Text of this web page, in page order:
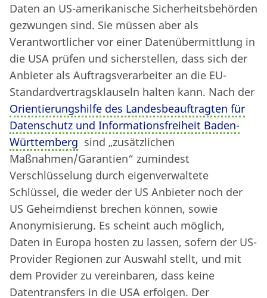
Daten an US-amerikanische Sicherheitsbehörden
gezwungen sind. Sie müssen aber als
Verantwortlicher vor einer Datenübermittlung in
die USA prüfen und sicherstellen, dass sich der
Anbieter als Auftragsverarbeiter an die EU-
Standardvertragsklauseln halten kann. Nach der
Orientierungshilfe des Landesbeauftragten für
Datenschutz und Informationsfreiheit Baden-
Württemberg sind „zusätzlichen
Maßnahmen/Garantien“ zumindest
Verschlüsselung durch eigenverwaltete
Schlüssel, die weder der US Anbieter noch der
US Geheimdienst brechen können, sowie
Anonymisierung. Es scheint auch möglich,
Daten in Europa hosten zu lassen, sofern der US-
Provider Regionen zur Auswahl stellt, und mit
dem Provider zu vereinbaren, dass keine
Datentransfers in die USA erfolgen. Der